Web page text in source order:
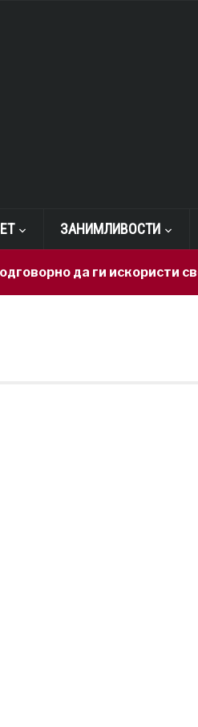
ЗАНИМЛИВОСТИ
да ги искористи